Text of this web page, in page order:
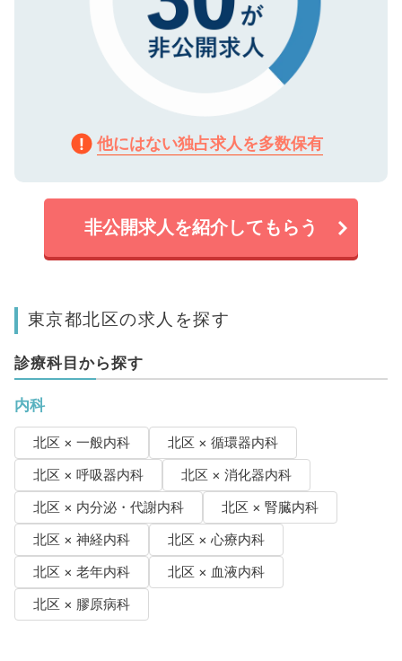
他にはない独占求人を多数保有
非公開求人を紹介してもらう
東京都北区の求人を探す
診療科目から探す
内科
北区 × 一般内科
北区 × 循環器内科
北区 × 呼吸器内科
北区 × 消化器内科
北区 × 内分泌・代謝内科
北区 × 腎臓内科
北区 × 神経内科
北区 × 心療内科
北区 × 老年内科
北区 × 血液内科
北区 × 膠原病科